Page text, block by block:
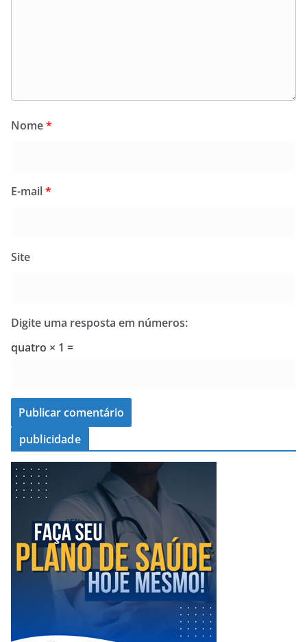
Nome*
E-mail*
Site
Digite uma resposta em números:
quatro × 1 =
publicidade